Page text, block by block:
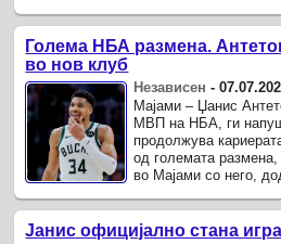
професионалниот ...
Голема НБА размена.
во нов клуб
Независен -
Мајами – Џанис
МВП на НБА, ги
продолжува
од големата
во Мајами со него,
Жакучонис се
Јанис официјално стана